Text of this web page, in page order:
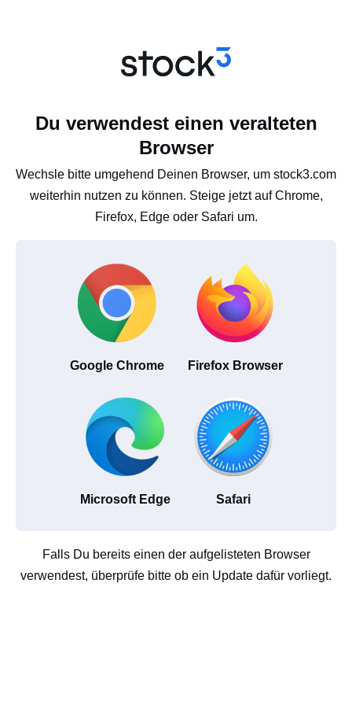
Du verwendest einen veralteten
Browser
Wechsle bitte umgehend Deinen Browser, um stock3.com
weiterhin nutzen zu können. Steige jetzt auf Chrome,
Firefox, Edge oder Safari um.
Google Chrome Firefox Browser
Microsoft Edge Safari
Falls Du bereits einen der aufgelisteten Browser
verwendest, überprüfe bitte ob ein Update dafür vorliegt.